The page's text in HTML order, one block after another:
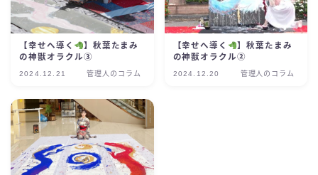
【幸せへ導く
】秋葉たまみ
の神獣オラクル③
2024.12.21 管理人のコラム
【幸せへ導く
】秋葉たまみ
の神獣オラクル②
2024.12.20 管理人のコラム